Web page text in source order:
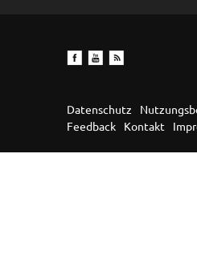
Datenschutz
Feedback
Kontakt